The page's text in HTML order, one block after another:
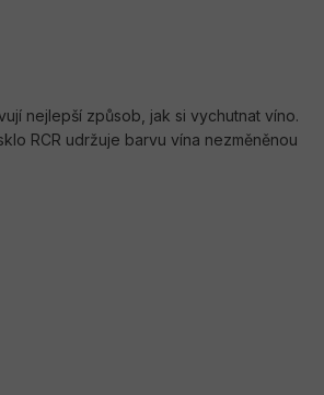
nejlepší způsob, jak si vychutnat víno.
RCR udržuje barvu vína nezměněnou